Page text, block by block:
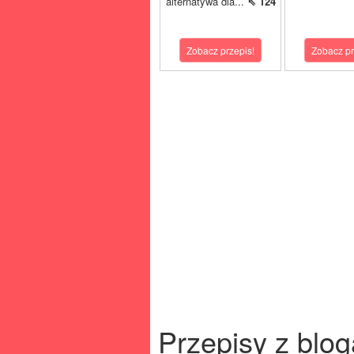
Zobacz przepis! Zobacz
Przepisy z